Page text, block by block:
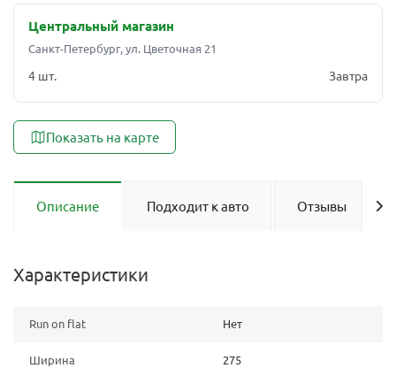
Центральный магазин
Санкт-Петербург, ул. Цветочная 21
4 шт. Завтра
Показать на карте
Описание Подходит к авто Отзывы
Характеристики
Run on flat Нет
Ширина 275